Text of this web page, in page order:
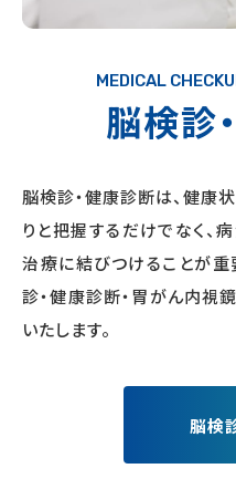
MEDICAL
脳検診
脳検診‧健康診断は、健康
りと把握するだけでなく、
治療に結びつけることが
診‧健康診断・胃がん内視
いたします。
脳検